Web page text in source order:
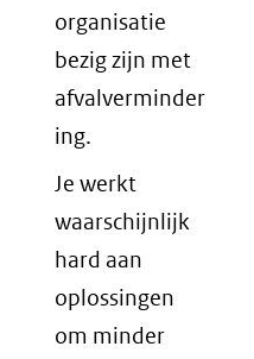
organisatie
bezig zijn met
afvalverminder
ing.
Je werkt
waarschijnlijk
hard aan
oplossingen
om minder